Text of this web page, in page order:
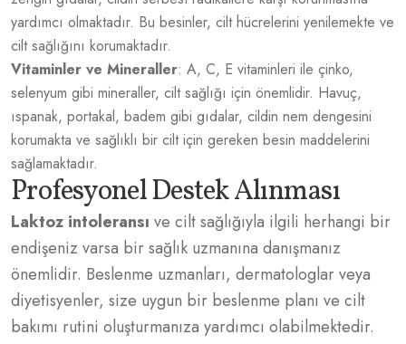
yardımcı olmaktadır. Bu besinler, cilt hücrelerini yenilemekte ve
cilt sağlığını korumaktadır.
Vitaminler ve Mineraller: A, C, E vitaminleri ile çinko,
selenyum gibi mineraller, cilt sağlığı için önemlidir. Havuç,
ıspanak, portakal, badem gibi gıdalar, cildin nem dengesini
korumakta ve sağlıklı bir cilt için gereken besin maddelerini
sağlamaktadır.
Profesyonel Destek Alınması
Laktoz intoleransı ve cilt sağlığıyla ilgili herhangi bir
endişeniz varsa bir sağlık uzmanına danışmanız
önemlidir. Beslenme uzmanları, dermatologlar veya
diyetisyenler, size uygun bir beslenme planı ve cilt
bakımı rutini oluşturmanıza yardımcı olabilmektedir.